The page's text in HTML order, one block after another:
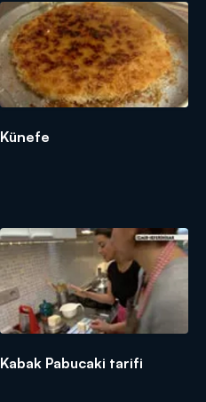
Künefe
Kabak Pabucaki tarifi